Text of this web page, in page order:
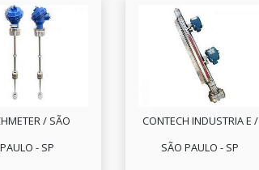
/ SÃO
PAULO - SP
CONTECH INDUSTRIA E /
SÃO PAULO - SP